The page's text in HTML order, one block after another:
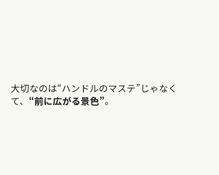
大切なのは“ハンドルのマステ”じゃなく
て、 “前に広がる景色”。